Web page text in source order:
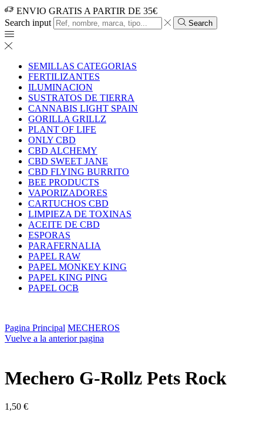
ENVIO GRATIS A PARTIR DE 35€
Search input
Search
SEMILLAS CATEGORIAS
FERTILIZANTES
ILUMINACION
SUSTRATOS DE TIERRA
CANNABIS LIGHT SPAIN
GORILLA GRILLZ
PLANT OF LIFE
ONLY CBD
CBD ALCHEMY
CBD SWEET JANE
CBD FLYING BURRITO
BEE PRODUCTS
VAPORIZADORES
CARTUCHOS CBD
LIMPIEZA DE TOXINAS
ACEITE DE CBD
ESPORAS
PARAFERNALIA
PAPEL RAW
PAPEL MONKEY KING
PAPEL KING PING
PAPEL OCB
Pagina Principal MECHEROS
Vuelve a la anterior pagina
Mechero G-Rollz Pets Rock
1,50 €